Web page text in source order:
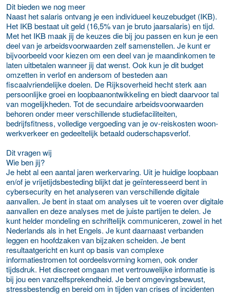
Dit bieden we nog meer
Naast het salaris ontvang je een individueel keuzebudget (IKB).
Het IKB bestaat uit geld (16,5% van je bruto jaarsalaris) en tijd.
Met het IKB maak jij de keuzes die bij jou passen en kun je een
deel van je arbeidsvoorwaarden zelf samenstellen. Je kunt er
bijvoorbeeld voor kiezen om een deel van je maandinkomen te
laten uitbetalen wanneer jij dat wenst. Ook kun je dit budget
omzetten in verlof en andersom of besteden aan
fiscaalvriendelijke doelen. De Rijksoverheid hecht sterk aan
persoonlijke groei en loopbaanontwikkeling en biedt daarvoor tal
van mogelijkheden. Tot de secundaire arbeidsvoorwaarden
behoren onder meer verschillende studiefaciliteiten,
bedrijfsfitness, volledige vergoeding van je ov-reiskosten woon-
werkverkeer en gedeeltelijk betaald ouderschapsverlof.
Dit vragen wij
Wie ben jij?
Je hebt al een aantal jaren werkervaring. Uit je huidige loopbaan
en/of je vrijetijdsbesteding blijkt dat je geïnteresseerd bent in
cybersecurity en het analyseren van verschillende digitale
aanvallen. Je bent in staat om analyses uit te voeren over digitale
aanvallen en deze analyses met de juiste partijen te delen. Je
kunt helder mondeling en schriftelijk communiceren, zowel in het
Nederlands als in het Engels. Je kunt daarnaast verbanden
leggen en hoofdzaken van bijzaken scheiden. Je bent
resultaatgericht en kunt op basis van complexe
informatiestromen tot oordeelsvorming komen, ook onder
tijdsdruk. Het discreet omgaan met vertrouwelijke informatie is
bij jou een vanzelfsprekendheid. Je bent omgevingsbewust,
stressbestendig en bereid om in tijden van crises of incidenten